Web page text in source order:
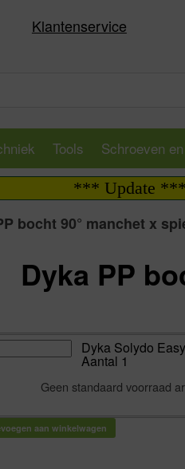
Klantenservice
Tools Schroeven
*** Update *** | |
bocht 90° manchet x
Dyka PP
Dyka Solydo
Aantal 1
Geen standaard voorraad
aan winkelwagen